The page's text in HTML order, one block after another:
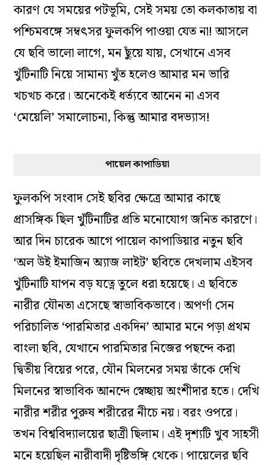
কারণ যে সময়ের পটভূমি, সেই সময় তো কলকাতায় বা
পশ্চিমবঙ্গে সম্বৎসর ফুলকপি পাওয়া যেত না! আসলে
যে ছবি ভালো লাগে, মন ছুঁয়ে যায়, সেখানে এসব
খুঁটিনাটি নিয়ে সামান্য খুঁত হলেও আমার মন ভারি
খচখচ করে। অনেকেই ধর্ত্যবে আনেন না এসব
‘মেয়েলি’ সমালোচনা, কিন্তু আমার বদভ্যাস!
পায়েল কাপাডিয়া
ফুলকপি সংবাদ সেই ছবির ক্ষেত্রে আমার কাছে
প্রাসঙ্গিক ছিল খুঁটিনাটির প্রতি মনোযোগ জনিত কারণে।
আর দিন চারেক আগে পায়েল কাপাডিয়ার নতুন ছবি
‘অল উই ইমাজিন অ্যাজ লাইট’ ছবিতে দেখলাম এইসব
খুঁটিনাটি যাপন বড় যত্নে তুলে ধরা হয়েছে। এ ছবিতে
নারীর যৌনতা এসেছে স্বাভাবিকভাবে। অপর্ণা সেন
পরিচালিত ‘পারমিতার একদিন’ আমার মনে পড়া প্রথম
বাংলা ছবি, যেখানে পারমিতার নিজের পছন্দে করা
দ্বিতীয় বিয়ের পরে, যৌন মিলনের সময় তাঁকে দেখি
মিলনের স্বাভাবিক আনন্দে স্বেচ্ছায় অংশীদার হতে। দেখি
নারীর শরীর পুরুষ শরীরের নীচে নয়। বরং ওপরে।
তখন বিশ্ববিদ্যালয়ের ছাত্রী ছিলাম। এই দৃশ্যটি খুব সাহসী
মনে হয়েছিল নারীবাদী দৃষ্টিভঙ্গি থেকে। পায়েলের ছবি